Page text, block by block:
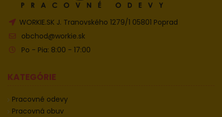
WORKIE.SK J. Tranovského 1279/1 05801 Poprad
obchod@workie.sk
Po - Pia: 8:00 - 17:00
KATEGÓRIE
Pracovné odevy
Pracovná obuv